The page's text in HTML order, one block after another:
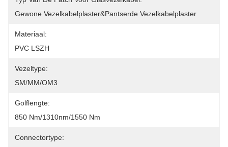
Gewone Vezelkabelplaster&Pantserde Vezelkabelplaster
Materiaal:
PVC LSZH
Vezeltype:
SM/MM/OM3
Golflengte:
850 Nm/1310nm/1550 Nm
Connectortype: